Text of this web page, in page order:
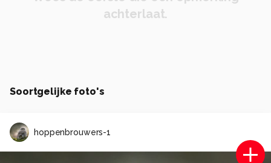
achterlaat.
Soortgelijke foto's
hoppenbrouwers-1